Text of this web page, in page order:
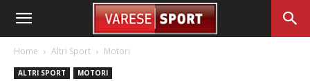
Home Altri Sport Motori
ALTRI SPORT MOTORI